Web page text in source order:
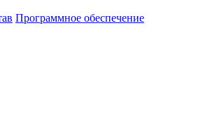
Программное обеспечение